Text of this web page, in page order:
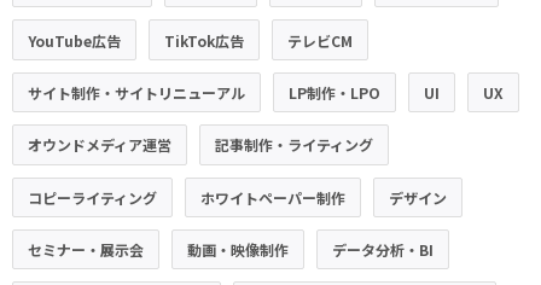
YouTube広告 TikTok広告 テレビCM
サイト制作・サイトリニューアル LP制作・LPO UI UX
オウンドメディア運営 記事制作・ライティング
コピーライティング ホワイトペーパー制作 デザイン
セミナー・展示会 動画・映像制作 データ分析・BI